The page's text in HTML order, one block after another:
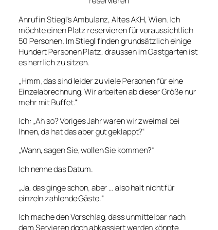
Anruf in Stiegl’s Ambulanz, Altes AKH, Wien. Ich
möchte einen Platz reservieren für voraussichtlich
50 Personen. Im Stiegl finden grundsätzlich einige
Hundert Personen Platz, draussen im Gastgarten ist
es herrlich zu sitzen.
„Hmm, das sind leider zu viele Personen für eine
Einzelabrechnung. Wir arbeiten ab dieser Größe nur
mehr mit Buffet.“
Ich: „Ah so? Voriges Jahr waren wir zweimal bei
Ihnen, da hat das aber gut geklappt?“
„Wann, sagen Sie, wollen Sie kommen?“
Ich nenne das Datum.
„Ja, das ginge schon, aber … also halt nicht für
einzeln zahlende Gäste.“
Ich mache den Vorschlag, dass unmittelbar nach
dem Servieren doch abkassiert werden könnte.